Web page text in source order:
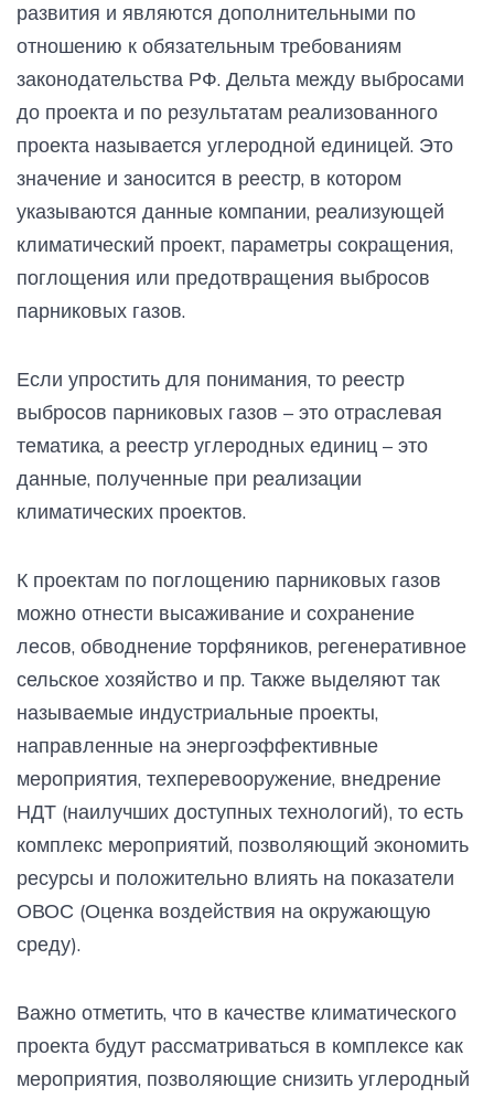
развития и являются дополнительными по
отношению к обязательным требованиям
законодательства РФ. Дельта между выбросами
до проекта и по результатам реализованного
проекта называется углеродной единицей. Это
значение и заносится в реестр, в котором
указываются данные компании, реализующей
климатический проект, параметры сокращения,
поглощения или предотвращения выбросов
парниковых газов.
Если упростить для понимания, то реестр
выбросов парниковых газов – это отраслевая
тематика, а реестр углеродных единиц – это
данные, полученные при реализации
климатических проектов.
К проектам по поглощению парниковых газов
можно отнести высаживание и сохранение
лесов, обводнение торфяников, регенеративное
сельское хозяйство и пр. Также выделяют так
называемые индустриальные проекты,
направленные на энергоэффективные
мероприятия, техперевооружение, внедрение
НДТ (наилучших доступных технологий), то есть
комплекс мероприятий, позволяющий экономить
ресурсы и положительно влиять на показатели
ОВОС (Оценка воздействия на окружающую
среду).
Важно отметить, что в качестве климатического
проекта будут рассматриваться в комплексе как
мероприятия, позволяющие снизить углеродный